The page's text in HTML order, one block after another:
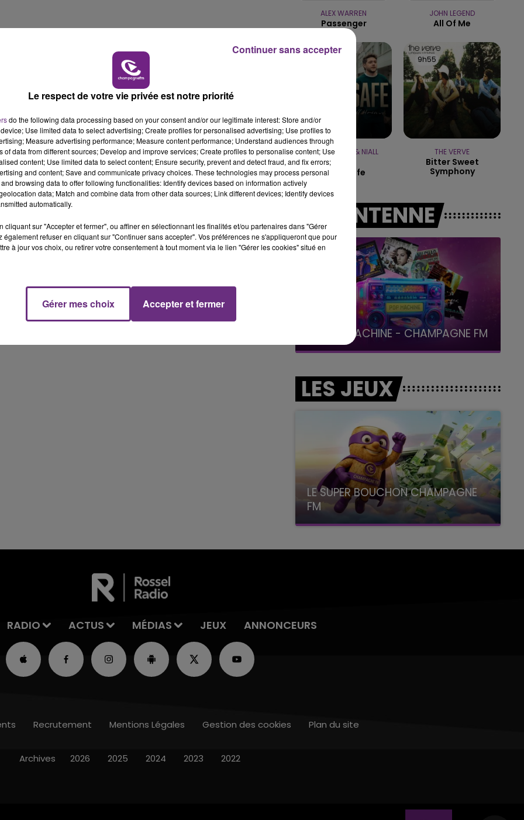
LA RADIO POP
15h00 - 19h00
LE CLUB CHAMPAGNE FM
UNE JEUNE AUTOMOBILISTE GRIÈVEMENT
BLESSÉE
Une automobiliste s'est retrouvée piégée dans
son véhicule après une collision avec un poids
lourd. Très grièvement blessée, la jeune femme
de 20 ans a été...
ALEX WARREN
Passenger
JOHN LEGEND
All Of Me
MYLES SMITH & NIALL
Drive Safe
9h55
9h55
THE VERVE
Bitter Sweet
Symphony
A L'ANTENNE
15h00 - 19h00
LA POP MACHINE - CHAMPAGNE FM
LES JEUX
LE SUPER BOUCHON CHAMPAGNE
FM
avec La Famille Champagne FM, à 8H10
RADIO ACTUS MÉDIAS JEUX ANNONCEURS
Recrutement Mentions Légales Gestion des cookies Plan du site
Archives 2026 2025 2024 2023 2022
Le respect de votre vie privée est notre priorité
do the following data processing based on your consent and/or our legitimate interest: Store and/or
Use limited data to select advertising; Create profiles for personalised advertising; Use profiles to
Measure advertising performance; Measure content performance; Understand audiences through
of data from different sources; Develop and improve services; Create profiles to personalise content; Use
content; Use limited data to select content; Ensure security, prevent and detect fraud, and fix errors;
and content; Save and communicate privacy choices. These technologies may process personal
browsing data to offer following functionalities: Identify devices based on information actively
data; Match and combine data from other data sources; Link different devices; Identify devices
automatically.
cliquant sur "Accepter et fermer", ou affiner en sélectionnant les finalités et/ou partenaires dans "Gérer
également refuser en cliquant sur "Continuer sans accepter". Vos préférences ne s'appliqueront que pour
à jour vos choix, ou retirer votre consentement à tout moment via le lien "Gérer les cookies" situé en
Gérer mes choix Accepter et fermer
Continuer sans accepter